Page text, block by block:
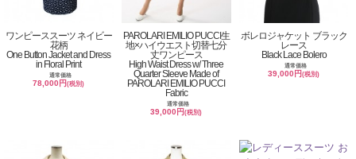
ワンピーススーツ ネイビー
花柄
One Button Jacket and Dress
in Floral Print
通常価格
78,000円(税別)
PAROLARI EMILIO PUCCI生
地×ハイウエスト切替七分
丈ワンピース
High Waist Dress w/ Three
Quarter Sleeve Made of
PAROLARI EMILIO PUCCI
Fabric
通常価格
39,000円(税別)
ボレロジャケット ブラック
レース
Black Lace Bolero
通常価格
39,000円(税別)